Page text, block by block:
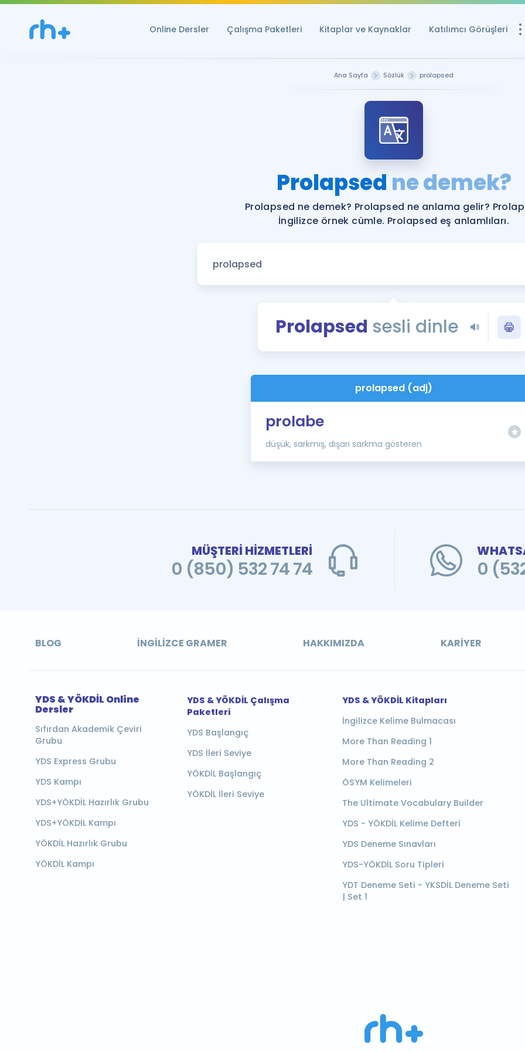
Online Dersler Çalışma Paketleri Kitaplar ve Kaynaklar Katılımcı Görüşleri
YDS ve YÖKDİL
YDS ve YÖKDİL'e
Tüm ÖSYM
YDS - YÖKDİL
İngilizce
Ana Sayfa Sözlük prolapsed
Prolapsed ne demek?
Prolapsed ne demek? Prolapsed ne anlama gelir?
İngilizce örnek cümle. Prolapsed eş anlamlıları.
Prolapsed sesli dinle
prolapsed (adj)
prolabe
düşük, sarkmış, dışarı sarkma gösteren
MÜŞTERİ HİZMETLERİ
0 (850) 532 74 74 0
BLOG İNGILIZCE GRAMER HAKKIMIZDA KARIYER
YDS & YÖKDİL Online
Dersler
Sıfırdan Akademik Çeviri
Grubu
YDS Express Grubu
YDS Kampı
YDS+YÖKDİL Hazırlık Grubu
YDS+YÖKDİL Kampı
YÖKDİL Hazırlık Grubu
YÖKDİL Kampı
YDS & YÖKDİL Çalışma
Paketleri
YDS Başlangıç
YDS İleri Seviye
YÖKDİL Başlangıç
YÖKDİL İleri Seviye
YDS & YÖKDİL Kitapları
İngilizce Kelime Bulmacası
More Than Reading 1
More Than Reading 2
ÖSYM Kelimeleri
The Ultimate Vocabulary Builder
YDS - YÖKDİL Kelime Defteri
YDS Deneme Sınavları
YDS-YÖKDİL Soru Tipleri
YDT Deneme Seti - YKSDİL Deneme Seti
| Set 1